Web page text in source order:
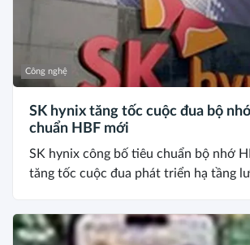
Công nghệ
SK hynix tăng tốc cuộc đua bộ
chuẩn HBF mới
SK hynix công bố tiêu chuẩn bộ nhớ
tăng tốc cuộc đua phát triển hạ tầng